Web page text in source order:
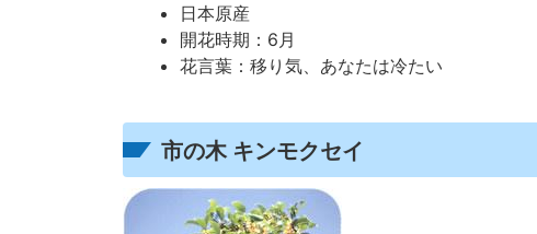
日本原産
開花時期：6月
花言葉：移り気、あなたは冷たい
市の木 キンモクセイ